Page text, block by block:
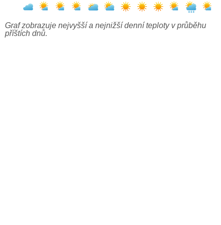
Graf zobrazuje nejvyšší a nejnižší denní teploty v průběhu
příštích dnů.